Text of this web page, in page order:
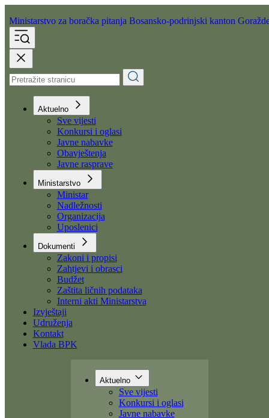
Ministarstvo za boračka pitanja
Aktuelno
Sve vijesti
Konkursi i oglasi
Javne nabavke
Obavještenja
Javne rasprave
Ministarstvo
Ministar
Nadležnosti
Organizacija
Uposlenici
Dokumenti
Zakoni i propisi
Zahtjevi i obrasci
Budžet
Zaštita ličnih podataka
Interni akti Ministarstva
Izvještaji
Aktuelno